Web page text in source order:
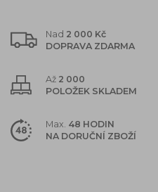
Nad 2 000 Kč
DOPRAVA ZDARMA
Až 2 000
POLOŽEK SKLADEM
Max. 48 HODIN
NA DORUČNÍ ZBOŽÍ